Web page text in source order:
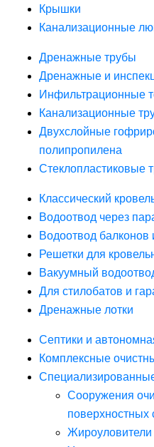
Крышки
Канализационные
Дренажные трубы
Дренажные и
Инфильтрационные
Канализационные
Двухслойные
полипропилена
Стеклопластиковые
Классический
Водоотвод через
Водоотвод балконов
Решетки для
Вакуумный
Для стилобатов и
Дренажные лотки
Септики и
Комплексные
Сооружения
поверхностных